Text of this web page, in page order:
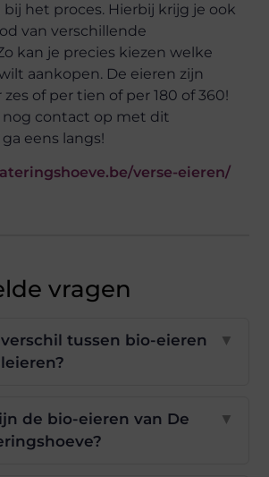
het proces. Hierbij krijg je ook
van verschillende
kan je precies kiezen welke
aankopen. De eieren zijn
of per tien of per 180 of 360!
nog contact op met dit
eens langs!
verse-eieren/
vragen
tussen bio-eieren
▼
de bio-eieren van De
▼